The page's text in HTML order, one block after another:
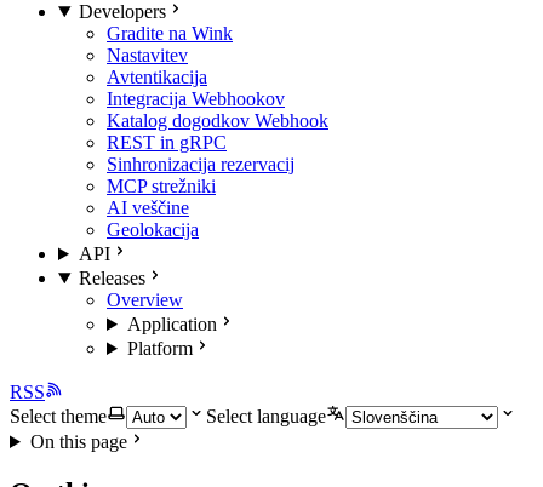
Developers
Gradite na Wink
Nastavitev
Avtentikacija
Integracija Webhookov
Katalog dogodkov Webhook
REST in gRPC
Sinhronizacija rezervacij
MCP strežniki
AI veščine
Geolokacija
API
Releases
Overview
Application
Platform
RSS
Select theme
Select language
On this page